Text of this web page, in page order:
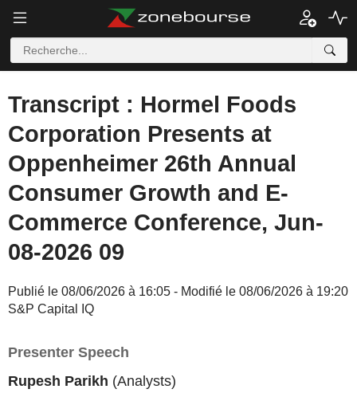
Transcript : Hormel Foods
Corporation Presents at
Oppenheimer 26th Annual
Consumer Growth and E-
Commerce Conference, Jun-
08-2026 09
Publié le 08/06/2026 à 16:05 - Modifié le 08/06/2026 à 19:20
S&P Capital IQ
Presenter Speech
Rupesh Parikh (Analysts)